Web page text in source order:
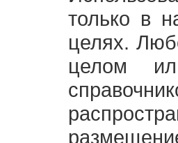
только в
целях.
целом